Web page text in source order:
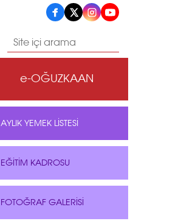
e-OĞUZKAAN
AYLIK YEMEK LİSTESİ
EĞİTİM KADROSU
FOTOĞRAF GALERİSİ